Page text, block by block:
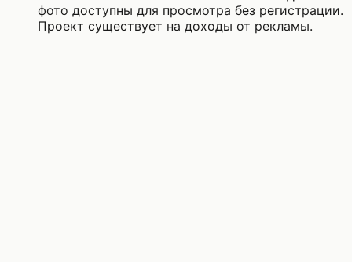
фото доступны для просмотра без регистрации.
Проект существует на доходы от рекламы.